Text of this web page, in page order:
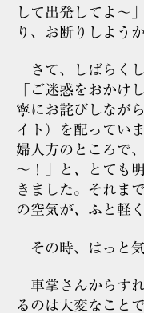
して出発してよ～
り、お断りしよう
さて、しばらくし
「ご迷惑をおかけ
寧にお詫びしなが
イト）を配ってい
婦人方のところで
～！」と、とても
きました。それま
の空気が、ふと軽
その時、はっと気
車掌さんからす
るのは大変なこと